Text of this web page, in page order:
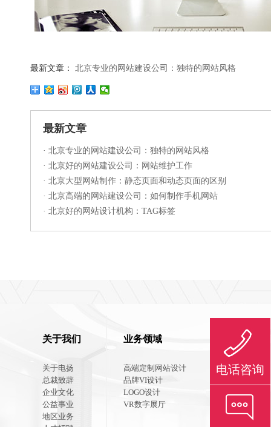
最新文章： 北京专业的网站建设公司：独特的网站风格
最新文章
· 北京专业的网站建设公司：独特的网站风格
· 北京好的网站建设公司：网站维护工作
· 北京大型网站制作：静态页面和动态页面的区别
· 北京高端的网站建设公司：如何制作手机网站
· 北京好的网站设计机构：TAG标签
关于我们
关于电扬
总裁致辞
企业文化
公益事业
地区业务
业务领域
高端定制网站设计
品牌VI设计
LOGO设计
VR数字展厅
联系我们
联系方式
电话咨询